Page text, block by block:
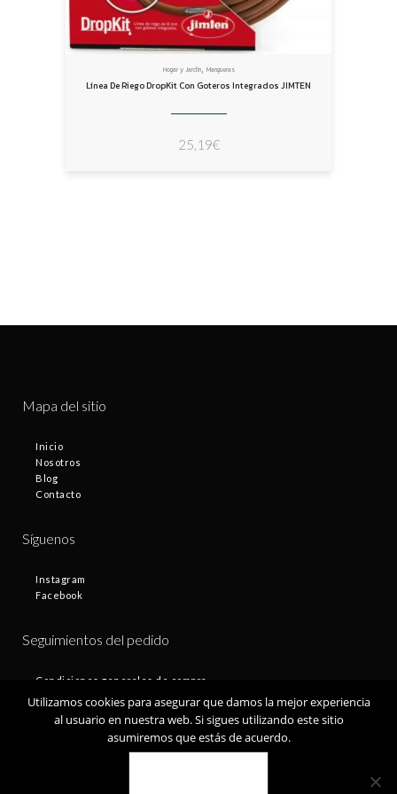
Hogar y Jardín, Mangueras
Línea De Riego DropKit Con Goteros Integrados JIMTEN
25,19€
Mapa del sitio
Inicio
Nosotros
Blog
Contacto
Síguenos
Instagram
Facebook
Seguimientos del pedido
Condiciones generales de compra
Plazos de entrega
Política de privacidad
Política de cookies
Utilizamos cookies para asegurar que damos la mejor experiencia
al usuario en nuestra web. Si sigues utilizando este sitio
asumiremos que estás de acuerdo.